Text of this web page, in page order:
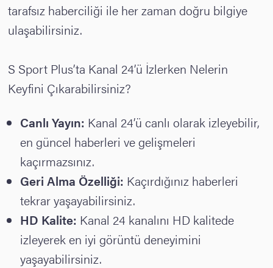
tarafsız haberciliği ile her zaman doğru bilgiye
ulaşabilirsiniz.
S Sport Plus’ta Kanal 24’ü İzlerken Nelerin
Keyfini Çıkarabilirsiniz?
Canlı Yayın: Kanal 24’ü canlı olarak izleyebilir,
en güncel haberleri ve gelişmeleri
kaçırmazsınız.
Geri Alma Özelliği: Kaçırdığınız haberleri
tekrar yaşayabilirsiniz.
HD Kalite: Kanal 24 kanalını HD kalitede
izleyerek en iyi görüntü deneyimini
yaşayabilirsiniz.